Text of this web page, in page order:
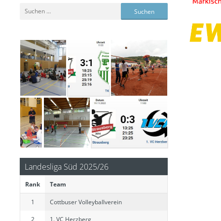
Suchen
Spiel 42 Landesklasse Süd Frauen Saison 22-23
Spiel 41 Landesklasse Süd Frauen Saison 22-23
Landesliga Süd 2025/26
Rank Team
1 Cottbuser Volleyballverein